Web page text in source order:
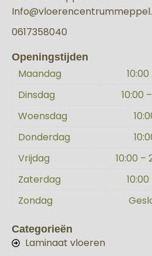
0617358040
Openingstijden
Maandag
10:00
Dinsdag
10:00 –
Woensdag
Donderdag
Vrijdag
10:00 –
Zaterdag
10:00
Zondag
Categorieën
Laminaat vloeren